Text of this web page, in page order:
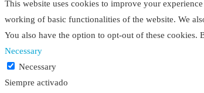
This website uses cookies to improve your
working of basic functionalities of the website. We
You also have the option to opt-out of these
Necessary
Necessary
Siempre activado